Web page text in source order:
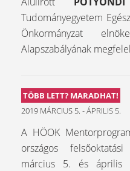
Tudományegyetem
Önkormányzat
Alapszabályának
TÖBB LETT? MARADHAT!
2019 MÁRCIUS 5. - ÁPRILIS 5.
A HÖOK
országos
március 5. és április